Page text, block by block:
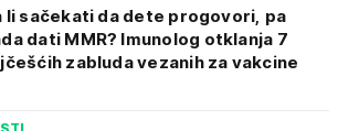
li sačekati da dete progovori, pa
dati MMR? Imunolog otklanja 7
zabluda vezanih za vakcine